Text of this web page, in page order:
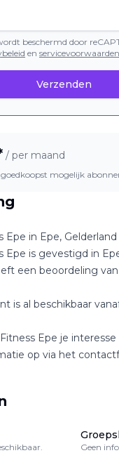
Epe in Epe, Gelderland
Epe is gevestigd in
een beoordeling van
is al beschikbaar
Epe je
op via het
Geen
beschermd door
en servicevoorwaarden
Verzenden
/ per maand
goedkoopst mogelijk